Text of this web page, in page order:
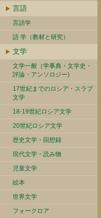
言語
言語学
語 学（教材と研究）
文学
文学一般（学事典・文学史・
評論・アンソロジー)
17世紀までのロシア・スラブ
文学
18-19世紀ロシア文学
20世紀ロシア文学
歴史文学・回想録
現代文学・読み物
児童文学
絵本
世界文学
フォークロア